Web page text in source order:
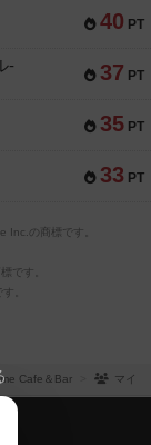
40 PT
37 PT
-
35 PT
33 PT
Inc.の商標です。
です。
。
Cafe＆Bar マイリ